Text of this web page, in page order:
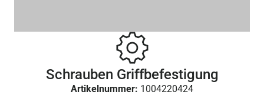
Schrauben Griffbefestigung
Artikelnummer: 1004220424